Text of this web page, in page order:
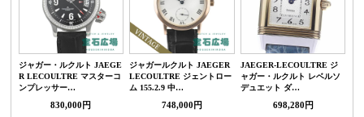
ジャガー・ルクルト JAEGE
R LECOULTRE マスターコ
ンプレッサー…
830,000円
ジャガールクルト JAEGER
LECOULTRE ジェントロー
ム 155.2.9 中…
748,000円
JAEGER-LECOULTRE ジ
ャガー・ルクルト レベルソ
デュエット ダ…
698,280円